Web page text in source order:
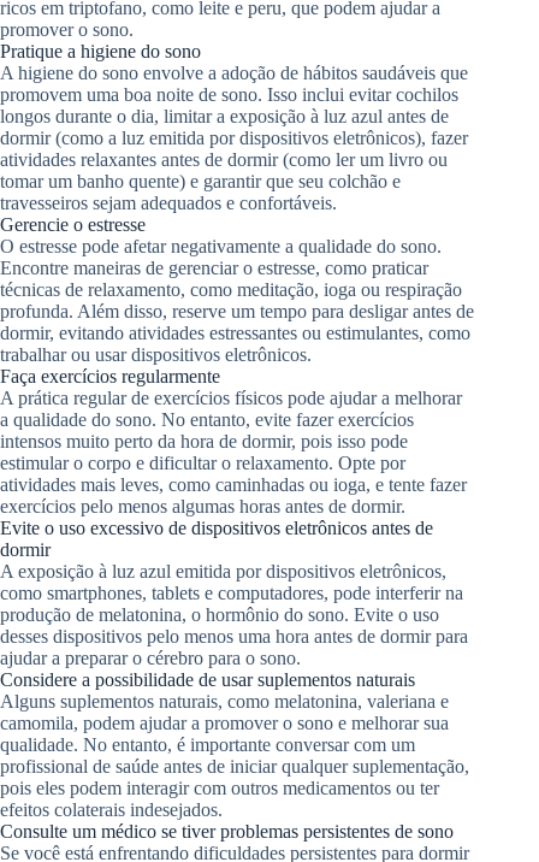
ricos em triptofano, como leite e peru, que podem ajudar a
promover o sono.
Pratique a higiene do sono
A higiene do sono envolve a adoção de hábitos saudáveis ​​que
promovem uma boa noite de sono. Isso inclui evitar cochilos
longos durante o dia, limitar a exposição à luz azul antes de
dormir (como a luz emitida por dispositivos eletrônicos), fazer
atividades relaxantes antes de dormir (como ler um livro ou
tomar um banho quente) e garantir que seu colchão e
travesseiros sejam adequados e confortáveis.
Gerencie o estresse
O estresse pode afetar negativamente a qualidade do sono.
Encontre maneiras de gerenciar o estresse, como praticar
técnicas de relaxamento, como meditação, ioga ou respiração
profunda. Além disso, reserve um tempo para desligar antes de
dormir, evitando atividades estressantes ou estimulantes, como
trabalhar ou usar dispositivos eletrônicos.
Faça exercícios regularmente
A prática regular de exercícios físicos pode ajudar a melhorar
a qualidade do sono. No entanto, evite fazer exercícios
intensos muito perto da hora de dormir, pois isso pode
estimular o corpo e dificultar o relaxamento. Opte por
atividades mais leves, como caminhadas ou ioga, e tente fazer
exercícios pelo menos algumas horas antes de dormir.
Evite o uso excessivo de dispositivos eletrônicos antes de
dormir
A exposição à luz azul emitida por dispositivos eletrônicos,
como smartphones, tablets e computadores, pode interferir na
produção de melatonina, o hormônio do sono. Evite o uso
desses dispositivos pelo menos uma hora antes de dormir para
ajudar a preparar o cérebro para o sono.
Considere a possibilidade de usar suplementos naturais
Alguns suplementos naturais, como melatonina, valeriana e
camomila, podem ajudar a promover o sono e melhorar sua
qualidade. No entanto, é importante conversar com um
profissional de saúde antes de iniciar qualquer suplementação,
pois eles podem interagir com outros medicamentos ou ter
efeitos colaterais indesejados.
Consulte um médico se tiver problemas persistentes de sono
Se você está enfrentando dificuldades persistentes para dormir